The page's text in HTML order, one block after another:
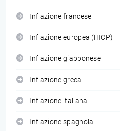
Inflazione francese
Inflazione europea (HICP)
Inflazione giapponese
Inflazione greca
Inflazione italiana
Inflazione spagnola